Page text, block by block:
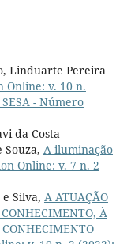
Linduarte Pereira
Online: v. 10 n.
- Número
da Costa
Souza, A iluminação
Online: v. 7 n. 2
Silva, A ATUAÇÃO
À